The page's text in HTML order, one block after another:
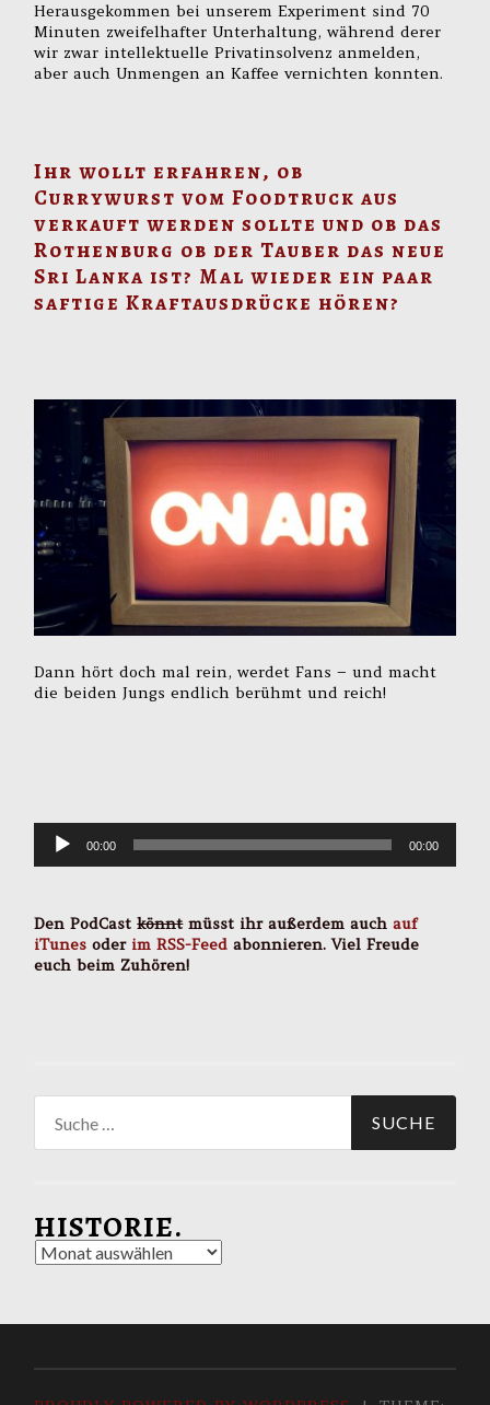
Herausgekommen bei unserem Experiment sind 70
Minuten zweifelhafter Unterhaltung, während derer
wir zwar intellektuelle Privatinsolvenz anmelden,
aber auch Unmengen an Kaffee vernichten konnten.
Ihr wollt erfahren, ob
Currywurst vom Foodtruck aus
verkauft werden sollte und ob das
Rothenburg ob der Tauber das neue
Sri Lanka ist? Mal wieder ein paar
saftige Kraftausdrücke hören?
Dann hört doch mal rein, werdet Fans – und macht
die beiden Jungs endlich berühmt und reich!
Audio-
Player
00:00 00:00
Den PodCastkönntmüsst ihr außerdem auchauf
iTunes oder im RSS-Feed abonnieren. Viel Freude
euch beim Zuhören!
nach:
HISTORIE.
Historie.